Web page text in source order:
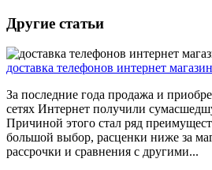
Другие статьи
доставка телефонов интернет магазин
За последние года продажа и
сетях Интернет получили
Причиной этого стал ряд
большой выбор, расценки ниже за
рассрочки и сравнения с другими...